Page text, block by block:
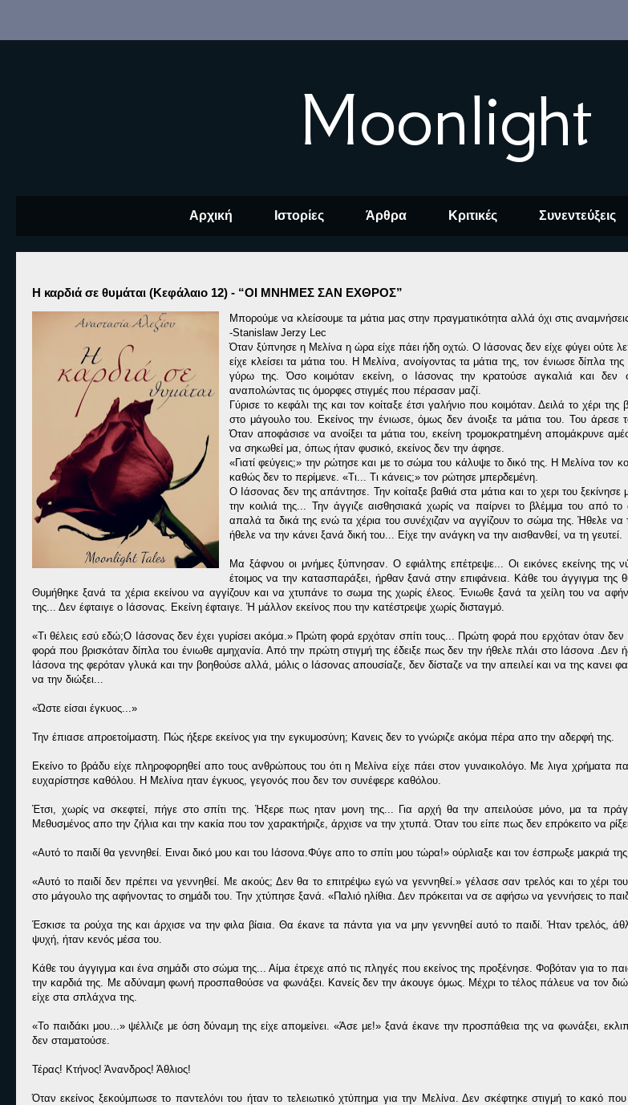
Moonlight
Αρχική Ιστορίες Άρθρα Κριτικές Συνεντεύξεις
Η καρδιά σε θυμάται (Κεφάλαιο 12) - “ΟΙ ΜΝΗΜΕΣ ΣΑΝ ΕΧΘΡΟΣ”
Μπορούμε να κλείσουμε τα μάτια μας στην πραγματικότητα αλλά όχι στις
-Stanislaw Jerzy Lec
Όταν ξύπνησε η Μελίνα η ώρα είχε πάει ήδη οχτώ. Ο Ιάσονας δεν είχε φύγει ούτε
είχε κλείσει τα μάτια του. Η Μελίνα, ανοίγοντας τα μάτια της, τον ένιωσε δίπλα της
γύρω της. Όσο κοιμόταν εκείνη, ο Ιάσονας την κρατούσε αγκαλιά και δεν
αναπολώντας τις όμορφες στιγμές που πέρασαν μαζί.
Γύρισε το κεφάλι της και τον κοίταξε έτσι γαλήνιο που κοιμόταν. Δειλά το χέρι της
στο μάγουλο του. Εκείνος την ένιωσε, όμως δεν άνοιξε τα μάτια του. Του άρεσε
Όταν αποφάσισε να ανοίξει τα μάτια του, εκείνη τρομοκρατημένη απομάκρυνε
να σηκωθεί μα, όπως ήταν φυσικό, εκείνος δεν την άφησε.
«Γιατί φεύγεις;» την ρώτησε και με το σώμα του κάλυψε το δικό της. Η Μελίνα τον
καθώς δεν το περίμενε. «Τι... Τι κάνεις;» τον ρώτησε μπερδεμένη.
Ο Ιάσονας δεν της απάντησε. Την κοίταξε βαθιά στα μάτια και το χερι του ξεκίνησε
την κοιλιά της... Την άγγιζε αισθησιακά χωρίς να παίρνει το βλέμμα του από
απαλά τα δικά της ενώ τα χέρια του συνέχιζαν να αγγίζουν το σώμα της. Ήθελε
ήθελε να την κάνει ξανά δική του... Είχε την ανάγκη να την αισθανθεί, να τη γευτεί.
Μα ξάφνου οι μνήμες ξύπνησαν. Ο εφιάλτης επέτρεψε... Οι εικόνες εκείνης της
έτοιμος να την κατασπαράξει, ήρθαν ξανά στην επιφάνεια. Κάθε του άγγιγμα της
Θυμήθηκε ξανά τα χέρια εκείνου να αγγίζουν και να χτυπάνε το σωμα της χωρίς έλεος. Ένιωθε ξανά τα χείλη του να
της... Δεν έφταιγε ο Ιάσονας. Εκείνη έφταιγε. Ή μάλλον εκείνος που την κατέστρεψε χωρίς δισταγμό.
«Τι θέλεις εσύ εδώ;Ο Ιάσονας δεν έχει γυρίσει ακόμα.» Πρώτη φορά ερχόταν σπίτι τους... Πρώτη φορά που ερχόταν όταν δεν
φορά που βρισκόταν δίπλα του ένιωθε αμηχανία. Από την πρώτη στιγμή της έδειξε πως δεν την ήθελε πλάι στο Ιάσονα .Δεν
Ιάσονα της φερόταν γλυκά και την βοηθούσε αλλά, μόλις ο Ιάσονας απουσίαζε, δεν δίσταζε να την απειλεί και να της κανει
να την διώξει...
«Ώστε είσαι έγκυος...»
Την έπιασε απροετοίμαστη. Πώς ήξερε εκείνος για την εγκυμοσύνη; Κανεις δεν το γνώριζε ακόμα πέρα απο την αδερφή της.
Εκείνο το βράδυ είχε πληροφορηθεί απο τους ανθρώπους του ότι η Μελίνα είχε πάει στον γυναικολόγο. Με λιγα χρήματα
ευχαρίστησε καθόλου. Η Μελίνα ηταν έγκυος, γεγονός που δεν τον συνέφερε καθόλου.
Έτσι, χωρίς να σκεφτεί, πήγε στο σπίτι της. Ήξερε πως ηταν μονη της... Για αρχή θα την απειλούσε μόνο, μα τα
Μεθυσμένος απο την ζήλια και την κακία που τον χαρακτήριζε, άρχισε να την χτυπά. Όταν του είπε πως δεν επρόκειτο να
«Αυτό το παιδί θα γεννηθεί. Ειναι δικό μου και του Ιάσονα.Φύγε απο το σπίτι μου τώρα!» ούρλιαξε και τον έσπρωξε μακριά
«Αυτό το παιδί δεν πρέπει να γεννηθεί. Με ακούς; Δεν θα το επιτρέψω εγώ να γεννηθεί.» γέλασε σαν τρελός και το χέρι
στο μάγουλο της αφήνοντας το σημάδι του. Την χτύπησε ξανά. «Παλιό ηλίθια. Δεν πρόκειται να σε αφήσω να γεννήσεις το
Έσκισε τα ρούχα της και άρχισε να την φιλα βίαια. Θα έκανε τα πάντα για να μην γεννηθεί αυτό το παιδί. Ήταν τρελός,
ψυχή, ήταν κενός μέσα του.
Κάθε του άγγιγμα και ένα σημάδι στο σώμα της... Αίμα έτρεχε από τις πληγές που εκείνος της προξένησε. Φοβόταν για το
την καρδιά της. Με αδύναμη φωνή προσπαθούσε να φωνάξει. Κανείς δεν την άκουγε όμως. Μέχρι το τέλος πάλευε να τον
είχε στα σπλάχνα της.
«Το παιδάκι μου...» ψέλλιζε με όση δύναμη της είχε απομείνει. «Άσε με!» ξανά έκανε την προσπάθεια της να φωνάξει,
δεν σταματούσε.
Τέρας! Κτήνος! Άνανδρος! Άθλιος!
Όταν εκείνος ξεκούμπωσε το παντελόνι του ήταν το τελειωτικό χτύπημα για την Μελίνα. Δεν σκέφτηκε στιγμή το κακό